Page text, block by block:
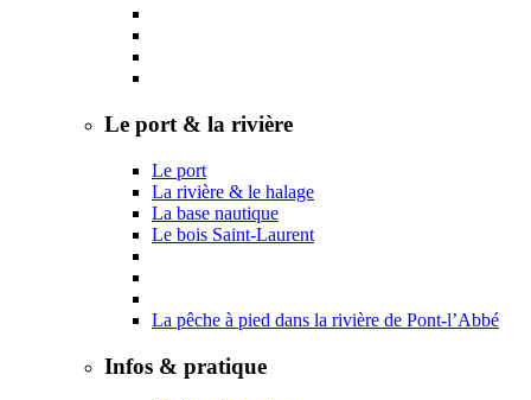
Le port & la rivière
Le port
La rivière & le halage
La base nautique
Le bois Saint-Laurent
La pêche à pied dans la rivière de Pont-l’Abbé
Infos & pratique